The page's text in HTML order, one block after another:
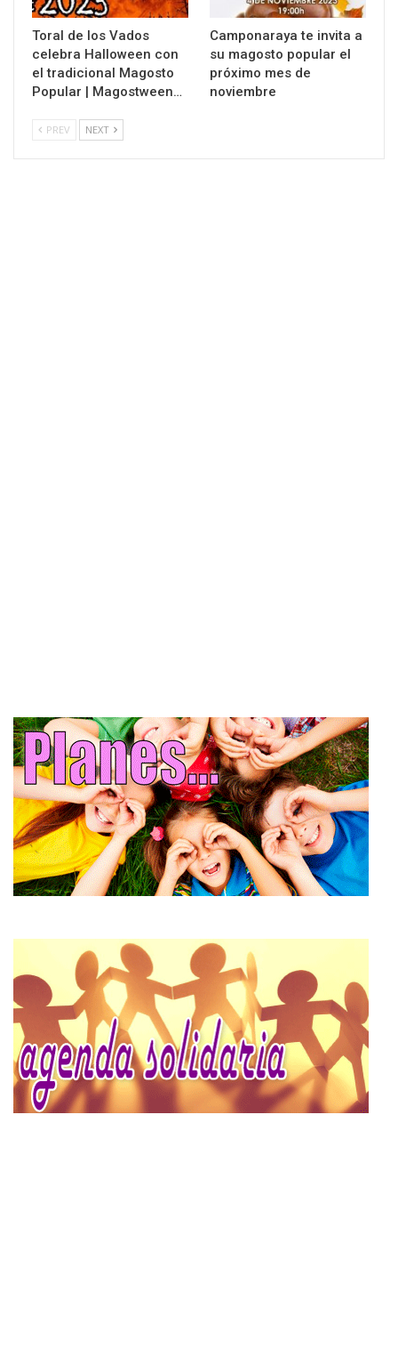
Toral de los Vados
celebra Halloween con
el tradicional Magosto
Popular | Magostween…
Camponaraya te invita a
su magosto popular el
próximo mes de
noviembre
PREV NEXT